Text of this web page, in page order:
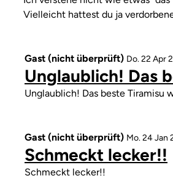
Vielleicht hattest du ja
Gast (nicht überprüft) Do. 22 Apr
Unglaublich! Das
Kommentar
Unglaublich! Das beste Tiramisu
Gast (nicht überprüft) Mo. 24 Jan
Schmeckt lecker!!
Kommentar
Schmeckt lecker!!